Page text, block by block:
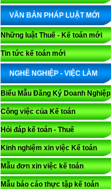
VĂN BẢN PHÁP LUẬT MỚI
Những luật Thuế - Kế toán mới
Tin tức kế toán mới
NGHỀ NGHIỆP - VIỆC LÀM
Biểu Mẫu Đăng Ký Doanh Nghiệp
Công việc của Kế toán
Hỏi đáp kế toán - Thuế
Kinh nghiệm xin việc Kế toán
Mẫu đơn xin việc kế toán
Mẫu báo cáo thực tập kế toán